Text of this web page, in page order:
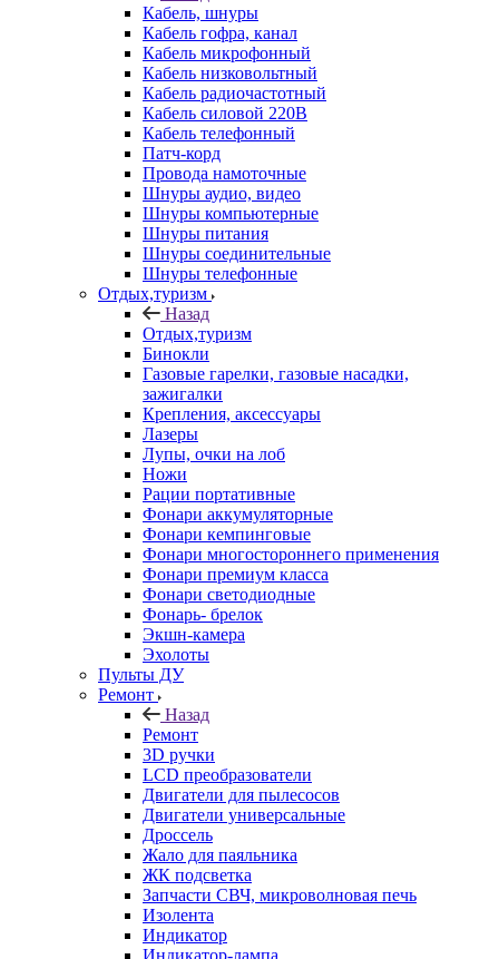
Кабель, шнуры
Кабель гофра, канал
Кабель микрофонный
Кабель низковольтный
Кабель радиочастотный
Кабель силовой 220В
Кабель телефонный
Патч-корд
Провода намоточные
Шнуры аудио, видео
Шнуры компьютерные
Шнуры питания
Шнуры соединительные
Шнуры телефонные
Отдых,туризм
Назад
Отдых,туризм
Бинокли
Газовые гарелки, газовые насадки,
зажигалки
Крепления, аксессуары
Лазеры
Лупы, очки на лоб
Ножи
Рации портативные
Фонари аккумуляторные
Фонари кемпинговые
Фонари многостороннего применения
Фонари премиум класса
Фонари светодиодные
Фонарь- брелок
Экшн-камера
Эхолоты
Пульты ДУ
Ремонт
Назад
Ремонт
3D ручки
LCD преобразователи
Двигатели для пылесосов
Двигатели универсальные
Дроссель
Жало для паяльника
ЖК подсветка
Запчасти СВЧ, микроволновая печь
Изолента
Индикатор
Индикатор-лампа